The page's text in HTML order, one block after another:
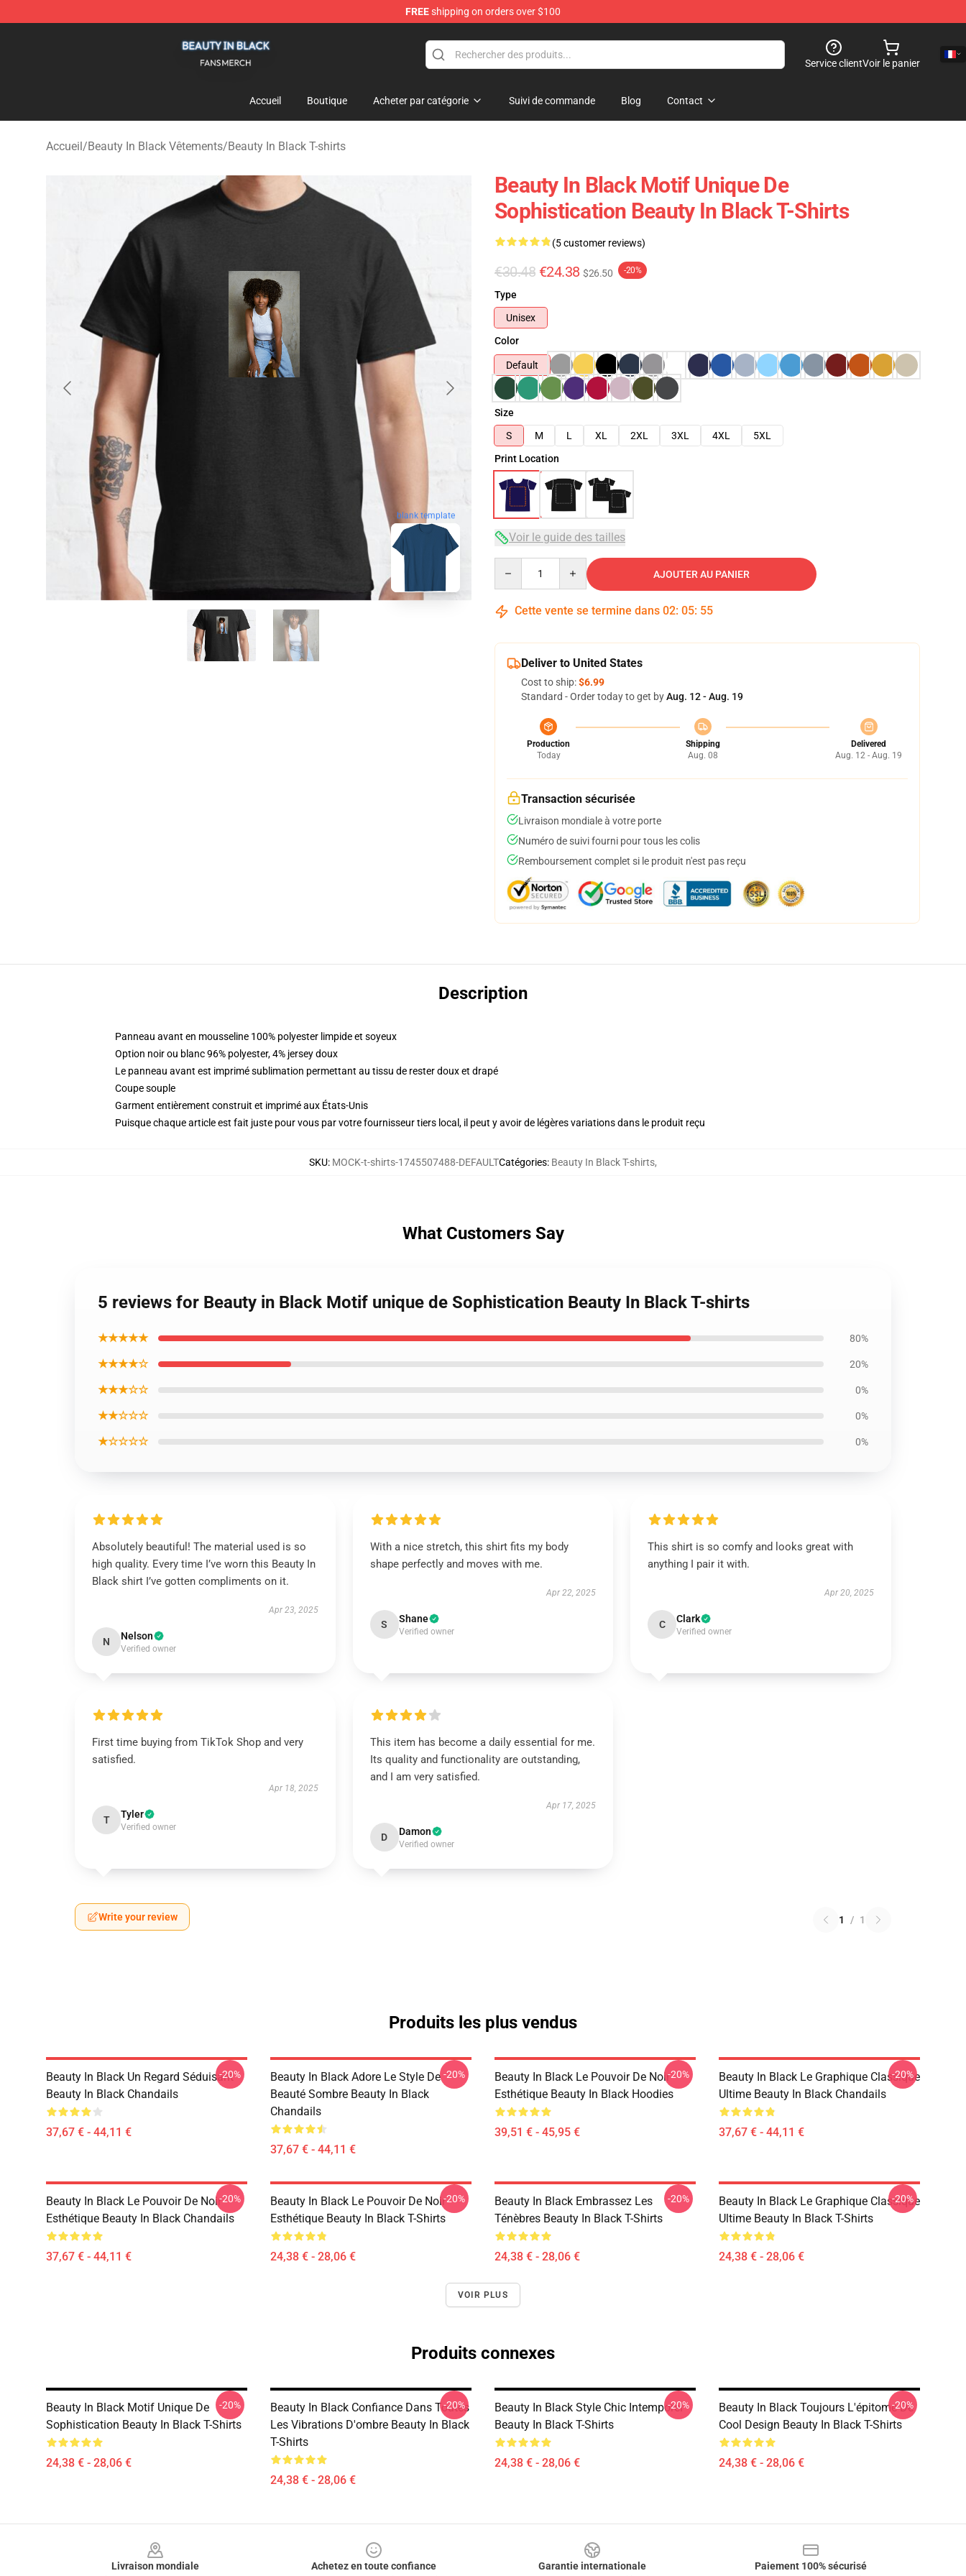
FREEshipping on orders over $100
Service clientVoir le panier
Accueil Boutique Acheter par catégorie Suivi de commande Blog Contact
Accueil/Beauty In Black Vêtements/Beauty In Black T-shirts
blank template
Beauty In Black Motif Unique De
Sophistication Beauty In Black T-Shirts
(5 customer reviews)
€30.48 €24.38 $26.50 -20%
Type
Unisex
Color
Default
Size
S
M L XL 2XL 3XL 4XL
5XL
Print Location
Voir le guide des tailles
AJOUTER AU PANIER
Cette vente se termine dans 02: 05: 54
Deliver to United States
Cost to ship:$6.99
Standard - Order today to get byAug. 12 - Aug. 19
Production
Today
Shipping
Aug. 08
Delivered
Aug. 12 - Aug. 19
Transaction sécurisée
Livraison mondiale à votre porte
Numéro de suivi fourni pour tous les colis
Remboursement complet si le produit n'est pas reçu
Description
Panneau avant en mousseline 100% polyester limpide et soyeux
Option noir ou blanc 96% polyester, 4% jersey doux
Le panneau avant est imprimé sublimation permettant au tissu de rester doux et drapé
Coupe souple
Garment entièrement construit et imprimé aux États-Unis
Puisque chaque article est fait juste pour vous par votre fournisseur tiers local, il peut y avoir de légères variations dans le produit reçu
SKU: MOCK-t-shirts-1745507488-DEFAULTCatégories: Beauty In Black T-shirts,
What Customers Say
5 reviews for Beauty in Black Motif unique de Sophistication Beauty In Black T-shirts
★★★★★ 80%
★★★★☆ 20%
★★★☆☆ 0%
★★☆☆☆ 0%
★☆☆☆☆ 0%
Absolutely beautiful! The material used is so
high quality. Every time I’ve worn this Beauty In
Black shirt I’ve gotten compliments on it.
Apr 23, 2025
N Nelson
Verified owner
With a nice stretch, this shirt fits my body
shape perfectly and moves with me.
Apr 22, 2025
S Shane
Verified owner
This shirt is so comfy and looks great with
anything I pair it with.
Apr 20, 2025
C Clark
Verified owner
First time buying from TikTok Shop and very
satisfied.
Apr 18, 2025
T Tyler
Verified owner
This item has become a daily essential for me.
Its quality and functionality are outstanding,
and I am very satisfied.
Apr 17, 2025
D Damon
Verified owner
Write your review 1 / 1
Produits les plus vendus
Beauty In Black Un Regard Séduisant
Beauty In Black Chandails
37,67 € - 44,11 €
-20%
Beauty In Black Adore Le Style De
Beauté Sombre Beauty In Black
Chandails
37,67 € - 44,11 €
-20%
Beauty In Black Le Pouvoir De Noir
Esthétique Beauty In Black Hoodies
39,51 € - 45,95 €
-20%
Beauty In Black Le Graphique Classique
Ultime Beauty In Black Chandails
37,67 € - 44,11 €
-20%
Beauty In Black Le Pouvoir De Noir
Esthétique Beauty In Black Chandails
37,67 € - 44,11 €
-20%
Beauty In Black Le Pouvoir De Noir
Esthétique Beauty In Black T-Shirts
24,38 € - 28,06 €
-20%
Beauty In Black Embrassez Les
Ténèbres Beauty In Black T-Shirts
24,38 € - 28,06 €
-20%
Beauty In Black Le Graphique Classique
Ultime Beauty In Black T-Shirts
24,38 € - 28,06 €
-20%
VOIR PLUS
Produits connexes
Beauty In Black Motif Unique De
Sophistication Beauty In Black T-Shirts
24,38 € - 28,06 €
-20%
Beauty In Black Confiance Dans Toutes
Les Vibrations D'ombre Beauty In Black
T-Shirts
24,38 € - 28,06 €
-20%
Beauty In Black Style Chic Intemporel
Beauty In Black T-Shirts
24,38 € - 28,06 €
-20%
Beauty In Black Toujours L'épitome De
Cool Design Beauty In Black T-Shirts
24,38 € - 28,06 €
-20%
Livraison mondiale
Achetez en toute confiance
Garantie internationale
Paiement 100% sécurisé